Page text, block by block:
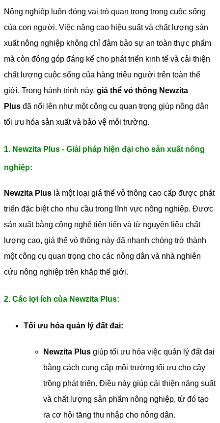
Nông nghiệp luôn đóng vai trò quan trọng trong cuộc sống
của con người. Việc nâng cao hiệu suất và chất lượng sản
xuất nông nghiệp không chỉ đảm bảo sự an toàn thực phẩm
mà còn đóng góp đáng kể cho phát triển kinh tế và cải thiện
chất lượng cuộc sống của hàng triệu người trên toàn thế
giới. Trong hành trình này, giá thể vỏ thông Newzita
Plus đã nổi lên như một công cụ quan trọng giúp nông dân
tối ưu hóa sản xuất và bảo vệ môi trường.
1. Newzita Plus - Giải pháp hiện đại cho sản xuất nông
nghiệp:
Newzita Plus là một loại giá thể vỏ thông cao cấp được phát
triển đặc biệt cho nhu cầu trong lĩnh vực nông nghiệp. Được
sản xuất bằng công nghệ tiên tiến và từ nguyên liệu chất
lượng cao, giá thể vỏ thông này đã nhanh chóng trở thành
một công cụ quan trọng cho các nông dân và nhà nghiên
cứu nông nghiệp trên khắp thế giới.
2. Các lợi ích của Newzita Plus:
Tối ưu hóa quản lý đất đai:
Newzita Plus giúp tối ưu hóa việc quản lý đất đai
bằng cách cung cấp môi trường tối ưu cho cây
trồng phát triển. Điều này giúp cải thiện năng suất
và chất lượng sản phẩm nông nghiệp, từ đó tạo
ra cơ hội tăng thu nhập cho nông dân.